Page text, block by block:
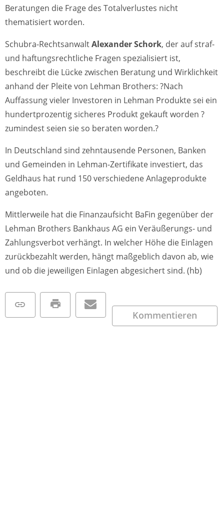
Beratungen die Frage des Totalverlustes nicht
thematisiert worden.
Schubra-RechtsanwaltAlexander Schork, der auf straf-
und haftungsrechtliche Fragen spezialisiert ist,
beschreibt die Lücke zwischen Beratung und Wirklichkeit
anhand der Pleite von Lehman Brothers: ?Nach
Auffassung vieler Investoren in Lehman Produkte sei ein
hundertprozentig sicheres Produkt gekauft worden ?
zumindest seien sie so beraten worden.?
In Deutschland sind zehntausende Personen, Banken
und Gemeinden in Lehman-Zertifikate investiert, das
Geldhaus hat rund 150 verschiedene Anlageprodukte
angeboten.
Mittlerweile hat die Finanzaufsicht BaFin gegenüber der
Lehman Brothers Bankhaus AG ein Veräußerungs- und
Zahlungsverbot verhängt. In welcher Höhe die Einlagen
zurückbezahlt werden, hängt maßgeblich davon ab, wie
und ob die jeweiligen Einlagen abgesichert sind. (hb)
Kommentieren